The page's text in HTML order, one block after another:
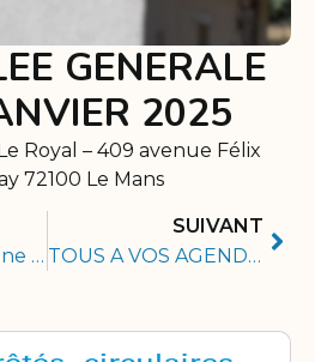
GENERALE
2025
Royal – 409 avenue Félix
72100 Le Mans
Si vous habitez l’une des 52 communes non reconnues en état de catastrophe naturelle sécheresse pour l’année 2023
SUIVANT
TOUS A VOS AGENDAS : PROCHAINE ASSEMBLÉE GÉNÉRALE DE L’AUMF LE 7 FEVRIER 2026